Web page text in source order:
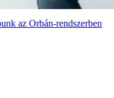
az Orbán-rendszerben